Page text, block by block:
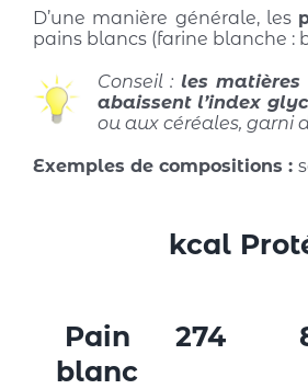
D’une manière générale, les
pains blancs (farine blanche :
Conseil : les matières
abaissent l’index
ou aux céréales, garni
Exemples de compositions :
kcal
Pain
blanc
274